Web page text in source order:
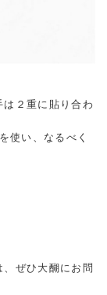
２重に貼り合わ
使い、なるべく
ぜひ大醐にお問